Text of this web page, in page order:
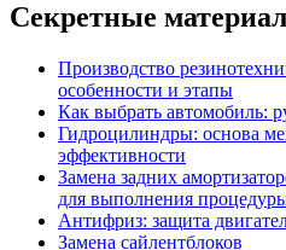
Секретные
Производство
особенности и этапы
Как выбрать автомобиль:
Гидроцилиндры: основа
эффективности
Замена задних
для выполнения
Антифриз: защита
Замена сайлентблоков